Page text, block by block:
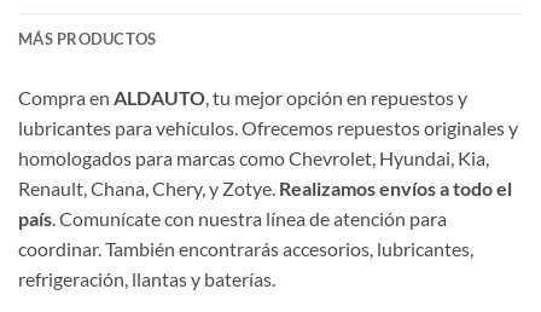
MÁS PRODUCTOS
Compra en ALDAUTO , tu mejor opción en repuestos y
lubricantes para vehículos. Ofrecemos repuestos originales y
homologados para marcas como Chevrolet, Hyundai, Kia,
Renault, Chana, Chery, y Zotye. Realizamos envíos a todo el
país . Comunícate con nuestra línea de atención para
coordinar. También encontrarás accesorios, lubricantes,
refrigeración, llantas y baterías.